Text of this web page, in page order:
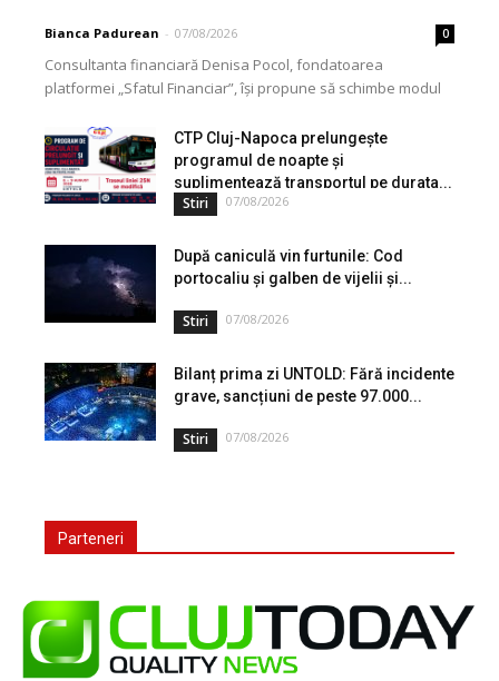
Bianca Padurean - 07/08/2026 0
Consultanta financiară Denisa Pocol, fondatoarea
platformei „Sfatul Financiar”, își propune să schimbe modul
de peste...
CTP Cluj-Napoca prelungește
programul de noapte și
suplimentează transportul pe durata...
Stiri 07/08/2026
După caniculă vin furtunile: Cod
portocaliu și galben de vijelii și...
Stiri 07/08/2026
Bilanț prima zi UNTOLD: Fără incidente
grave, sancțiuni de peste 97.000...
Stiri 07/08/2026
Parteneri